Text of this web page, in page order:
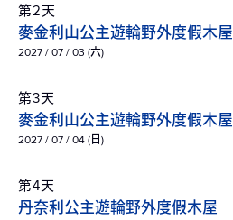
第2天
麥金利山公主遊輪野外度假木屋
2027 / 07 / 03 (六)
第3天
麥金利山公主遊輪野外度假木屋
2027 / 07 / 04 (日)
第4天
丹奈利公主遊輪野外度假木屋